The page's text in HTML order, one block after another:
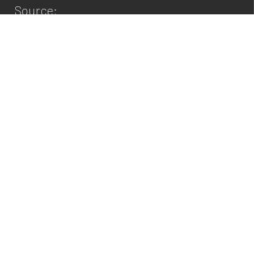
Source: